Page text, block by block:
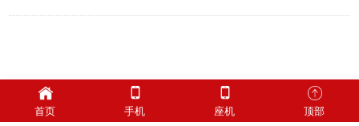
首页 手机 座机 顶部